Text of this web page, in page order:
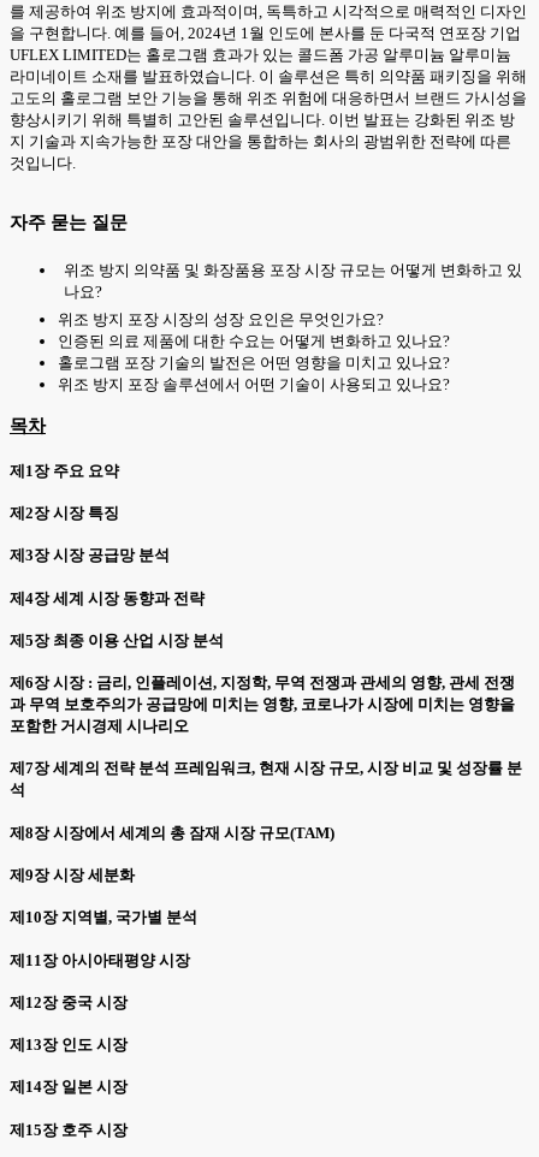
를 제공하여 위조 방지에 효과적이며, 독특하고 시각적으로 매력적인 디자인
을 구현합니다. 예를 들어, 2024년 1월 인도에 본사를 둔 다국적 연포장 기업
UFLEX LIMITED는 홀로그램 효과가 있는 콜드폼 가공 알루미늄 알루미늄
라미네이트 소재를 발표하였습니다. 이 솔루션은 특히 의약품 패키징을 위해
고도의 홀로그램 보안 기능을 통해 위조 위험에 대응하면서 브랜드 가시성을
향상시키기 위해 특별히 고안된 솔루션입니다. 이번 발표는 강화된 위조 방
지 기술과 지속가능한 포장 대안을 통합하는 회사의 광범위한 전략에 따른
것입니다.
자주 묻는 질문
위조 방지 의약품 및 화장품용 포장 시장 규모는 어떻게 변화하고 있
나요?
위조 방지 포장 시장의 성장 요인은 무엇인가요?
인증된 의료 제품에 대한 수요는 어떻게 변화하고 있나요?
홀로그램 포장 기술의 발전은 어떤 영향을 미치고 있나요?
위조 방지 포장 솔루션에서 어떤 기술이 사용되고 있나요?
목차
제1장 주요 요약
제2장 시장 특징
제3장 시장 공급망 분석
제4장 세계 시장 동향과 전략
제5장 최종 이용 산업 시장 분석
제6장 시장 : 금리, 인플레이션, 지정학, 무역 전쟁과 관세의 영향, 관세 전쟁
과 무역 보호주의가 공급망에 미치는 영향, 코로나가 시장에 미치는 영향을
포함한 거시경제 시나리오
제7장 세계의 전략 분석 프레임워크, 현재 시장 규모, 시장 비교 및 성장률 분
석
제8장 시장에서 세계의 총 잠재 시장 규모(TAM)
제9장 시장 세분화
제10장 지역별, 국가별 분석
제11장 아시아태평양 시장
제12장 중국 시장
제13장 인도 시장
제14장 일본 시장
제15장 호주 시장